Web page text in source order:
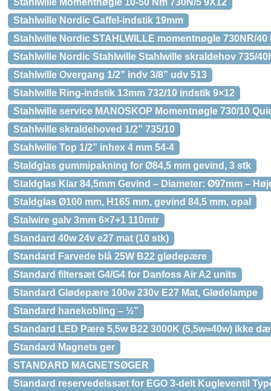
Stahlwille Momentnøgle 10-50 Nm 730N/5 9X12
Stahlwille Nordic Gaffel-indstik 19mm
Stahlwille Nordic STAHLWILLE momentnøgle 730NR/40
Stahlwille Nordic Stahlwille Stahlwille skraldehov 735/
Stahlwille Overgang 1/2” indv 3/8” udv 513
Stahlwille Ring-indstik 13mm 732/10 indstik 9×12
Stahlwille service MANOSKOP Momentnøgle 730/10
Stahlwille skraldehoved 1/2” 735/10
Stahlwille Top 1/2” inhex 4 mm 54-4
Staldglas gummipakning for Ø84,5 mm gevind, 3 stk
Staldglas Klar 84,5mm Gevind – Diameter: Ø97mm –
Staldglas Ø100 mm, H165 mm, gevind 84,5 mm, opal
Stalwire galv 3mm 6×7+1 110mtr
Standard 40w 24v e27 mat (10 stk)
Standard Farvede blå 25W B22 glødepære
Standard filtersæt G4/G4 for Danfoss Air A2 units
Standard Glødepære 100w 230v E27 Mat, Glødelampe
Standard hanekobling – ½”
Standard LED Pære 5,5w B22 3000K (5,5w=40w) ikke
Standard Magnets ger
STANDARD MAGNETSØGER
Standard reservedelssæt for EGO 3-delt Kugleventil